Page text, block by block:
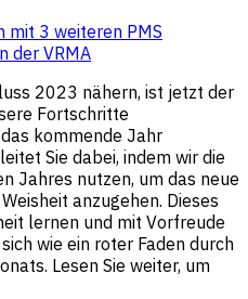
mit 3 weiteren PMS
der VRMA
2023 nähern, ist jetzt der
Fortschritte
kommende Jahr
Sie dabei, indem wir die
Jahres nutzen, um das neue
anzugehen. Dieses
lernen und mit Vorfreude
wie ein roter Faden durch
Lesen Sie weiter, um